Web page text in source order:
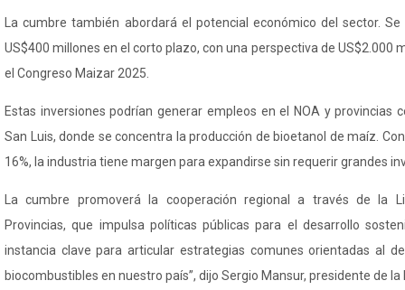
La cumbre también abordará el potencial económico del sector.
US$400 millones en el corto plazo, con una perspectiva de US$2.000
el Congreso Maizar 2025.
Estas inversiones podrían generar empleos en el NOA y provincias
San Luis, donde se concentra la producción de bioetanol de maíz.
16%, la industria tiene margen para expandirse sin requerir grandes
La cumbre promoverá la cooperación regional a través de la
Provincias, que impulsa políticas públicas para el desarrollo
instancia clave para articular estrategias comunes orientadas al
biocombustibles en nuestro país”, dijo Sergio Mansur, presidente de